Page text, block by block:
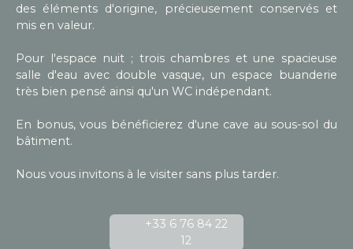
des éléments d'origine, précieusement conservés et
mis en valeur.
Pour l'espace nuit ; trois chambres et une spacieuse
salle d'eau avec double vasque, un espace buanderie
très bien pensé ainsi qu'un WC indépendant.
En bonus, vous bénéficierez d'une cave au sous-sol du
bâtiment.
Nous vous invitons à le visiter sans plus tarder.
+33 6 76 84 22
12